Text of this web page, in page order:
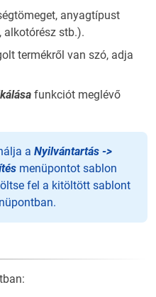
anyagtípust
alkotórész stb.).
termékről van szó, adja
funkciót meglévő
a Nyilvántartás ->
menüpontot sablon
fel a kitöltött sablont